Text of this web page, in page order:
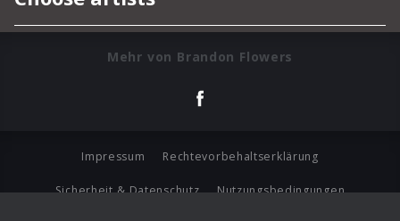
Mehr von Brandon Flowers
Impressum Rechtevorbehaltserklärung
Sicherheit & Datenschutz Nutzungsbedingungen